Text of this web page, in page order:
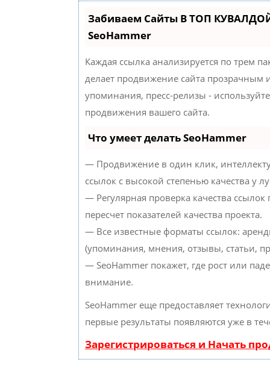
Забиваем Сайты В ТОП
SeoHammer
Каждая ссылка анализируется по трем
делает продвижение сайта прозрачным
упоминания, пресс-релизы -
продвижения вашего сайта.
Что умеет делать SeoHammer
— Продвижение в один клик,
ссылок с высокой степенью качества у
— Регулярная проверка качества
пересчет показателей качества проекта.
— Все известные форматы ссылок:
(упоминания, мнения, отзывы, статьи,
— SeoHammer покажет, где рост или
внимание.
SeoHammer еще предоставляет
первые результаты появляются уже в
Зарегистрироваться и Начать